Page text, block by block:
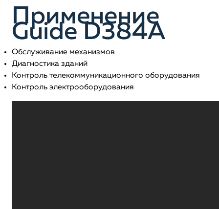
Применение
Guide D384A
Обслуживание механизмов
Диагностика зданий
Контроль телекоммуникационного оборудования
Контроль электрооборудования